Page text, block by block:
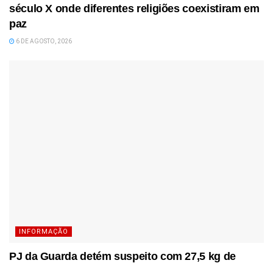
século X onde diferentes religiões coexistiram em
paz
6 DE AGOSTO, 2026
INFORMAÇÃO
PJ da Guarda detém suspeito com 27,5 kg de